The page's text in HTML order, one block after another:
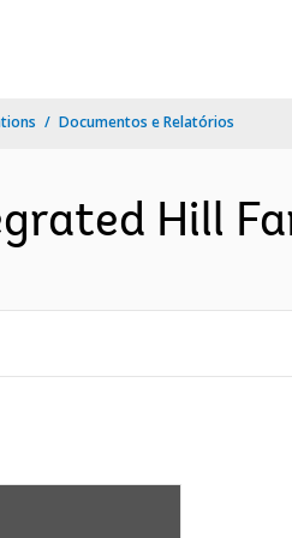
Documentos e Relatórios
Hill